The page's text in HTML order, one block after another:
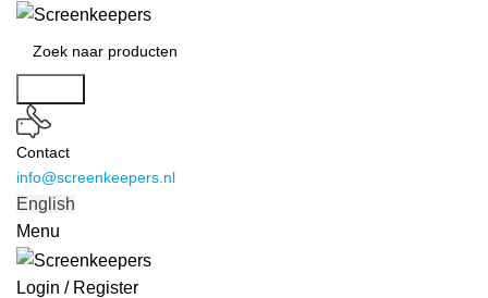
Contact
info@screenkeepers.nl
English
Menu
Login / Register